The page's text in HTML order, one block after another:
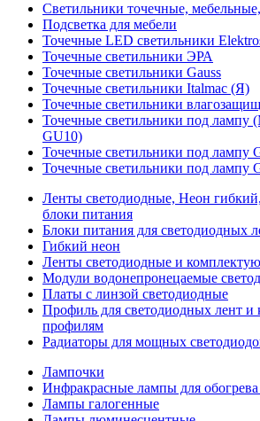
Светильники точечные,
Подсветка для мебели
Точечные LED светильники
Точечные светильники ЭРА
Точечные светильники Gauss
Точечные светильники Italmac (Я)
Точечные светильники
Точечные светильники под лампу
GU10)
Точечные светильники под лампу
Точечные светильники под лампу
Ленты светодиодные, Неон
блоки питания
Блоки питания для светодиодных
Гибкий неон
Ленты светодиодные и
Модули водонепронецаемые
Платы с линзой светодиодные
Профиль для светодиодных лент
профилям
Радиаторы для мощных
Лампочки
Инфракрасные лампы для
Лампы галогенные